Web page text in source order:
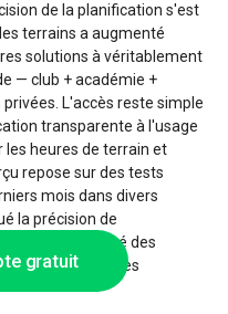
de la planification s'est
terrains a augmenté
solutions à véritablement
— club + académie +
L'accès reste simple
transparente à l'usage
les heures de terrain et
repose sur des tests
mois dans divers
la précision de
et analysé des
les doubles et les
gratuit